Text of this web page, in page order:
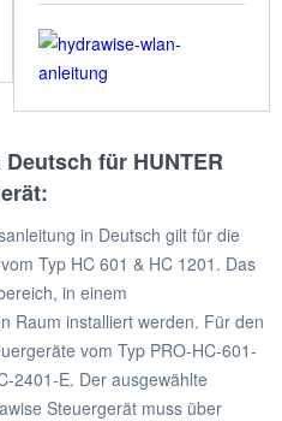
für HUNTER
in Deutsch gilt für die
Typ HC 601 & HC 1201. Das
in einem
Raum installiert werden. Für den
vom Typ PRO-HC-601-
2401-E. Der ausgewählte
Steuergerät muss über